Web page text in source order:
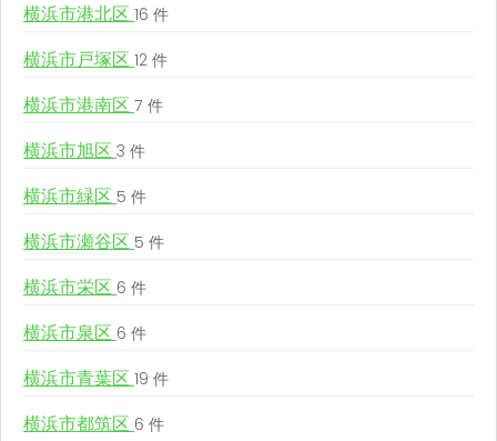
横浜市港北区 16 件
横浜市戸塚区 12 件
横浜市港南区 7 件
横浜市旭区 3 件
横浜市緑区 5 件
横浜市瀬谷区 5 件
横浜市栄区 6 件
横浜市泉区 6 件
横浜市青葉区 19 件
横浜市都筑区 6 件